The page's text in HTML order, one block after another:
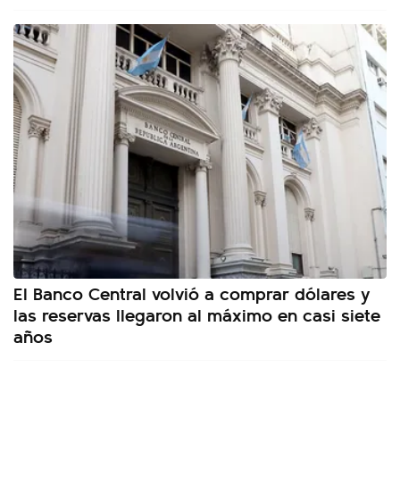
El Banco Central volvió a comprar dólares y
las reservas llegaron al máximo en casi siete
años